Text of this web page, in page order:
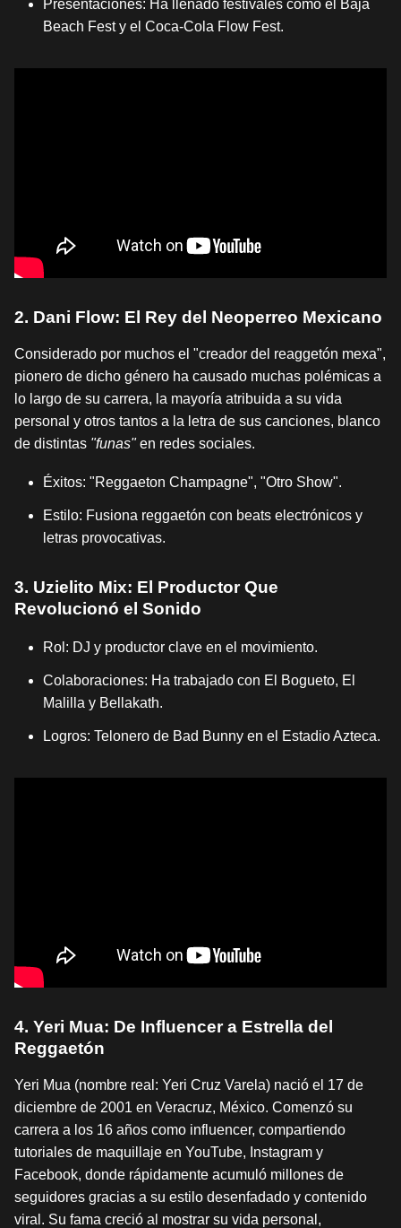
Presentaciones: Ha llenado festivales como el Baja
Beach Fest y el Coca-Cola Flow Fest.
2. Dani Flow: El Rey del Neoperreo Mexicano
Considerado por muchos el "creador del reaggetón mexa",
pionero de dicho género ha causado muchas polémicas a
lo largo de su carrera, la mayoría atribuida a su vida
personal y otros tantos a la letra de sus canciones, blanco
de distintas "funas"en redes sociales.
Éxitos: "Reggaeton Champagne", "Otro Show".
Estilo: Fusiona reggaetón con beats electrónicos y
letras provocativas.
3. Uzielito Mix: El Productor Que
Revolucionó el Sonido
Rol: DJ y productor clave en el movimiento.
Colaboraciones: Ha trabajado con El Bogueto, El
Malilla y Bellakath.
Logros: Telonero de Bad Bunny en el Estadio Azteca.
4. Yeri Mua: De Influencer a Estrella del
Reggaetón
Yeri Mua (nombre real: Yeri Cruz Varela) nació el 17 de
diciembre de 2001 en Veracruz, México. Comenzó su
carrera a los 16 años como influencer, compartiendo
tutoriales de maquillaje en YouTube, Instagram y
Facebook, donde rápidamente acumuló millones de
seguidores gracias a su estilo desenfadado y contenido
viral. Su fama creció al mostrar su vida personal,